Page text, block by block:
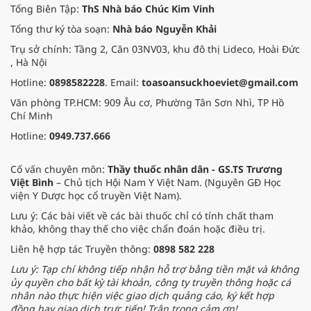
Tổng Biên Tập: ThS Nhà báo Chúc Kim Vinh
Tổng thư ký tòa soạn: Nhà báo Nguyễn Khải
Trụ sở chính: Tầng 2, Căn 03NV03, khu đô thị Lideco, Hoài Đức
, Hà Nội
Hotline: 0898582228. Email: toasoansuckhoeviet@gmail.com
Văn phòng TP.HCM: 909 Âu cơ, Phường Tân Sơn Nhì, TP Hồ
Chí Minh
Hotline: 0949.737.666
Cố vấn chuyên môn: Thầy thuốc nhân dân - GS.TS Trương
Việt Bình – Chủ tịch Hội Nam Y Việt Nam. (Nguyên GĐ Học
viện Y Dược học cổ truyền Việt Nam).
Lưu ý: Các bài viết về các bài thuốc chỉ có tính chất tham
khảo, không thay thế cho việc chẩn đoán hoặc điều trị.
Liên hệ hợp tác Truyền thông: 0898 582 228
Lưu ý: Tạp chí không tiếp nhận hỗ trợ bằng tiền mặt và không
ủy quyền cho bất kỳ tài khoản, công ty truyền thông hoặc cá
nhân nào thực hiện việc giao dịch quảng cáo, ký kết hợp
đồng hay giao dịch trực tiếp! Trân trọng cảm ơn!